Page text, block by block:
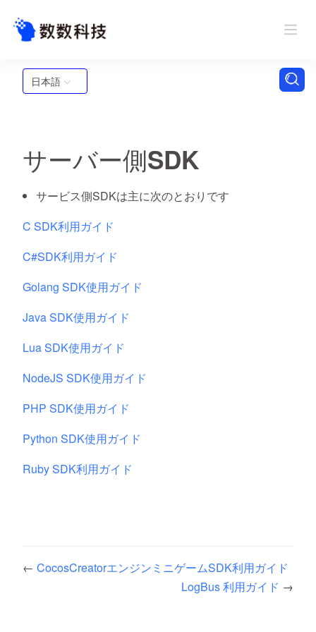
日本語
サーバー側SDK
サービス側SDKは主に次のとおりです
C SDK利用ガイド
C#SDK利用ガイド
Golang SDK使用ガイド
Java SDK使用ガイド
Lua SDK使用ガイド
NodeJS SDK使用ガイド
PHP SDK使用ガイド
Python SDK使用ガイド
Ruby SDK利用ガイド
← CocosCreatorエンジンミニゲームSDK利用ガイド
LogBus 利用ガイド →